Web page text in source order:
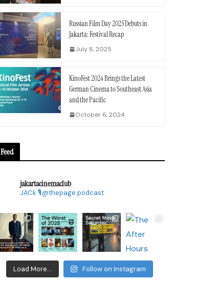
Russian Film Day 2025 Debuts in
Jakarta: Festival Recap
July 8, 2025
KinoFest 2024 Brings the Latest
German Cinema to Southeast Asia
and the Pacific
October 6, 2024
Feed
jakartacinemaclub
JACk 🎙@thepage.podcast
Load More... Follow on Instagram